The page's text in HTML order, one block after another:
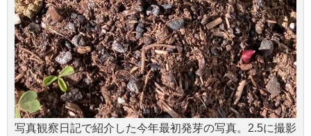
写真観察日記で紹介した今年最初発芽の写真。2.5に撮影